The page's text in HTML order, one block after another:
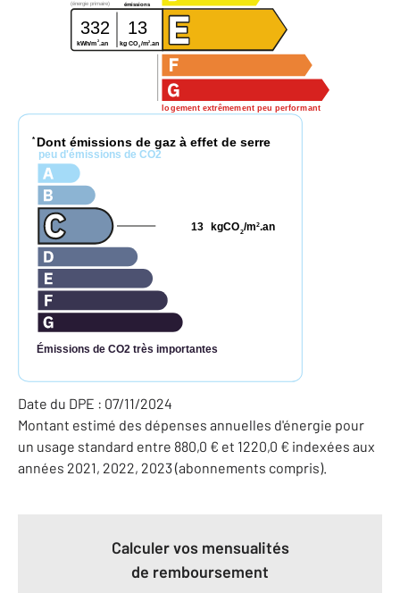
logement extrêmement peu performant
émissions
(énergie primaire)
332 13
kWh/m2.an kg CO2/m2 .an
* Dont émissions de gaz à effet de serre
peu d'émissions de CO2
Émissions de CO2 très importantes
kgCO2/m2.an
13
Date du DPE : 07/11/2024
Montant estimé des dépenses annuelles d'énergie pour
un usage standard entre 880,0 € et 1220,0 € indexées aux
années 2021, 2022, 2023 (abonnements compris).
Calculer vos mensualités
de remboursement